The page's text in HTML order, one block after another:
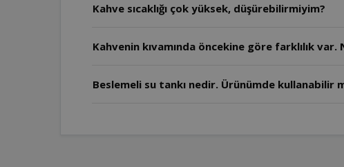
Kahve sıcaklığı çok yüksek, düşürebilirmiyim?
Kahvenin kıvamında öncekine göre farklılık var.
Beslemeli su tankı nedir. Ürünümde kullanabilir